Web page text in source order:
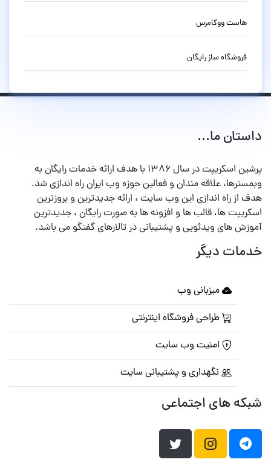
هاست ووکامرس
فروشگاه ساز رایگان
داستان ما...
پرشین اسکریپت در سال ۱۳۸۶ با هدف ارائه خدمات رایگان به
وبمسترها، علاقه مندان و فعالین حوزه وب ایران راه اندازی شد.
هدف از راه اندازی این وب سایت ، ارائه جدیدترین و بروزترین
اسکریپت ها، قالب ها و افزونه ها به صورت رایگان ، جدیدترین
آموزش های ویدئویی و پشتیبانی در تالارهای گفتگو می باشد.
خدمات دیگر
میزبانی وب
طراحی فروشگاه اینترنتی
امنیت وب سایت
نگهداری و پشتیبانی سایت
شبکه های اجتماعی